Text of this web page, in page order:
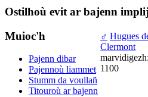
♂ Hugues
Clermont
marvidigezh:
1100
Ostilhoù evit ar bajenn
Muioc'h
Pajenn dibar
Pajennoù liammet
Stumm da voullañ
Titouroù ar bajenn